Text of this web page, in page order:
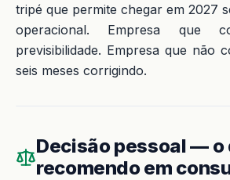
tripé que permite chegar em 2027
operacional. Empresa que
previsibilidade. Empresa que não
seis meses corrigindo.
Decisão pessoal — o
recomendo em